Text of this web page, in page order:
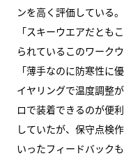
ンを高く評価している
「スキーウエアだとも
られているこのワーク
「薄手なのに防寒性に
イヤリングで温度調整
ロで装着できるのが便
していたが、保守点検
いったフィードバックも